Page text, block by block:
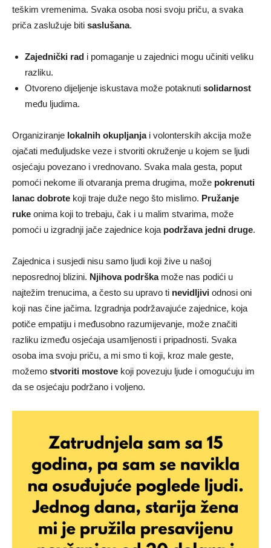
teškim vremenima. Svaka osoba nosi svoju priču, a svaka
priča zaslužuje biti saslušana.
Zajednički rad i pomaganje u zajednici mogu učiniti veliku
razliku.
Otvoreno dijeljenje iskustava može potaknuti solidarnost
među ljudima.
Organiziranje lokalnih okupljanjai volonterskih akcija može
ojačati međuljudske veze i stvoriti okruženje u kojem se ljudi
osjećaju povezano i vrednovano. Svaka mala gesta, poput
pomoći nekome ili otvaranja prema drugima, može pokrenuti
lanac dobrote koji traje duže nego što mislimo. Pružanje
ruke onima koji to trebaju, čak i u malim stvarima, može
pomoći u izgradnji jače zajednice koja podržava jedni druge.
Zajednica i susjedi nisu samo ljudi koji žive u našoj
neposrednoj blizini. Njihova podrškamože nas podići u
najtežim trenucima, a često su upravo ti nevidljivi odnosi oni
koji nas čine jačima. Izgradnja podržavajuće zajednice, koja
potiče empatiju i međusobno razumijevanje, može značiti
razliku između osjećaja usamljenosti i pripadnosti. Svaka
osoba ima svoju priču, a mi smo ti koji, kroz male geste,
možemo stvoriti mostove koji povezuju ljude i omogućuju im
da se osjećaju podržano i voljeno.